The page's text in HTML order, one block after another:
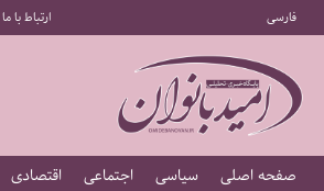
فارسی ارتباط با ما
صفحه اصلی سیاسی اجتماعی اقتصادی